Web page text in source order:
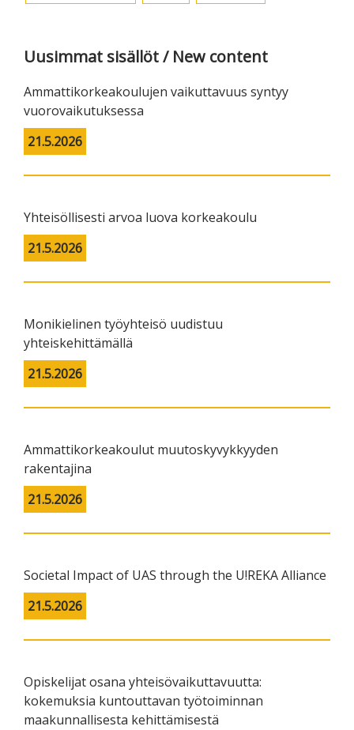
Uusimmat sisällöt / New content
Ammattikorkeakoulujen vaikuttavuus syntyy
vuorovaikutuksessa
21.5.2026
Yhteisöllisesti arvoa luova korkeakoulu
21.5.2026
Monikielinen työyhteisö uudistuu
yhteiskehittämällä
21.5.2026
Ammattikorkeakoulut muutoskyvykkyyden
rakentajina
21.5.2026
Societal Impact of UAS through the U!REKA Alliance
21.5.2026
Opiskelijat osana yhteisövaikuttavuutta:
kokemuksia kuntouttavan työtoiminnan
maakunnallisesta kehittämisestä